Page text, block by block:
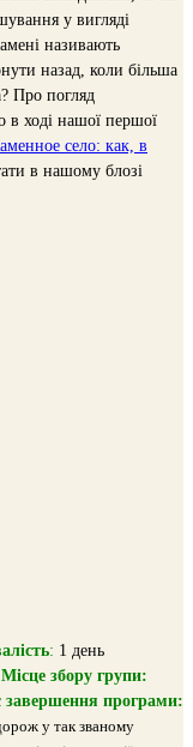
у вигляді
називають
назад, коли більша
Про погляд
в ході нашої першої
село: как, в
в нашому блозі
: 1 день
Місце збору групи:
завершення програми:
у так званому